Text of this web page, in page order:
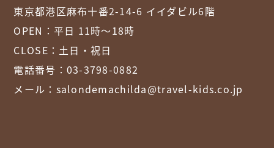
東京都港区麻布十番2-14-6 イイダビル6階
OPEN：平日 11時～18時
CLOSE：土日・祝日
電話番号： 03-3798-0882
メール： salondemachilda@travel-kids.co.jp